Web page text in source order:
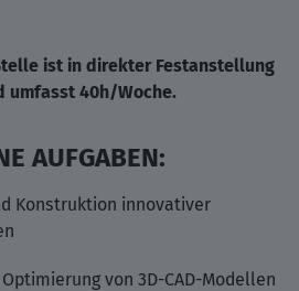
ist in direkter Festanstellung
umfasst 40h/Woche.
AUFGABEN:
Konstruktion innovativer
von 3D-CAD-Modellen